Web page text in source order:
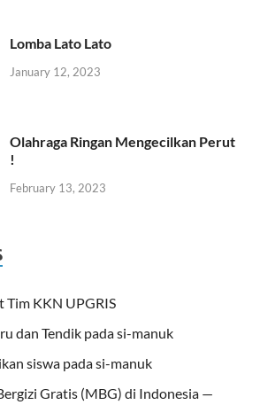
Lomba Lato Lato
January 12, 2023
Olahraga Ringan Mengecilkan Perut
!
February 13, 2023
Tim KKN UPGRIS
dan Tendik pada si-manuk
siswa pada si-manuk
Gratis (MBG) di Indonesia —